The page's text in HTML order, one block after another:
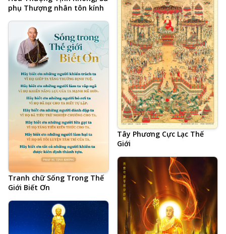
phụ Thượng nhân tôn kính
Tây Phương Cực Lạc Thế
Giới
Tranh chữ Sống Trong Thế
Giới Biết Ơn